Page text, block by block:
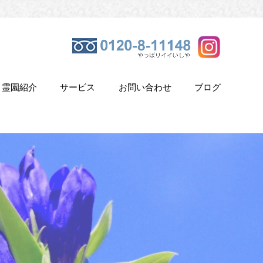
霊園紹介 サービス お問い合わせ ブログ